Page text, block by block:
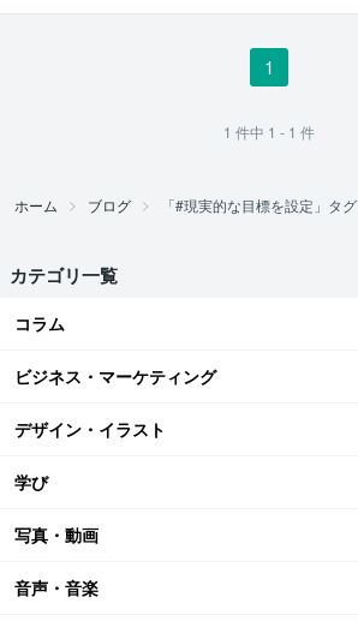
1
1 件中 1 - 1 件
ホーム ブログ 「#現実的な目標を設定」タグ
カテゴリ一覧
コラム
ビジネス・マーケティング
デザイン・イラスト
学び
写真・動画
音声・音楽